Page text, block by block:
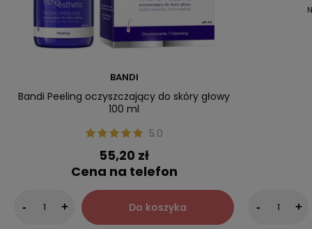
BANDI
Bandi Peeling oczyszczający do skóry głowy
100 ml
5.0
55,20 zł
Cena na telefon
- + Do koszyka - +